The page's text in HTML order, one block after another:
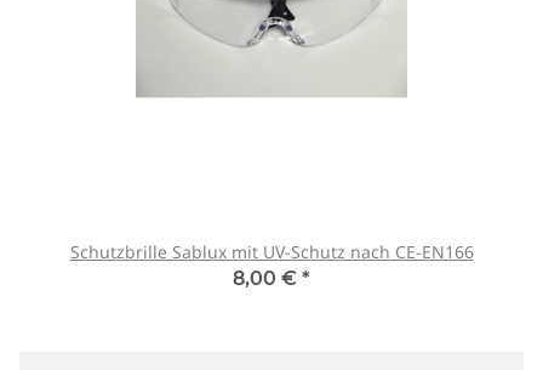
Schutzbrille Sablux mit UV-Schutz nach CE-EN166
8,00 € *